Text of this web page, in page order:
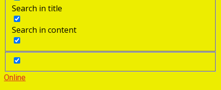
Search in title
Search in content
Online